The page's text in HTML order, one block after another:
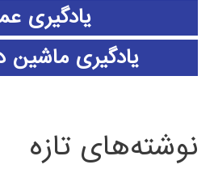
یادگیری
یادگیری ماشین
نوشته‌های تازه